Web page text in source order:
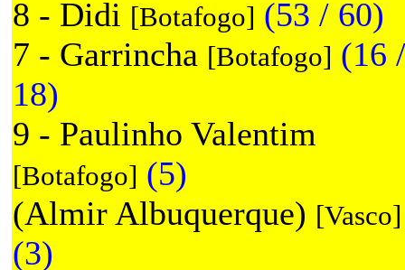
8 - Didi [Botafogo] (53 / 60)
7 - Garrincha [Botafogo] (16 /
18)
9 - Paulinho Valentim
[Botafogo] (5)
(Almir Albuquerque) [Vasco]
(3)